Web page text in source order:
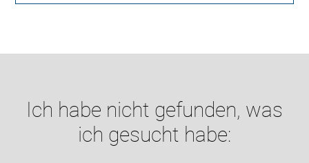
Ich habe nicht gefunden, was
ich gesucht habe: